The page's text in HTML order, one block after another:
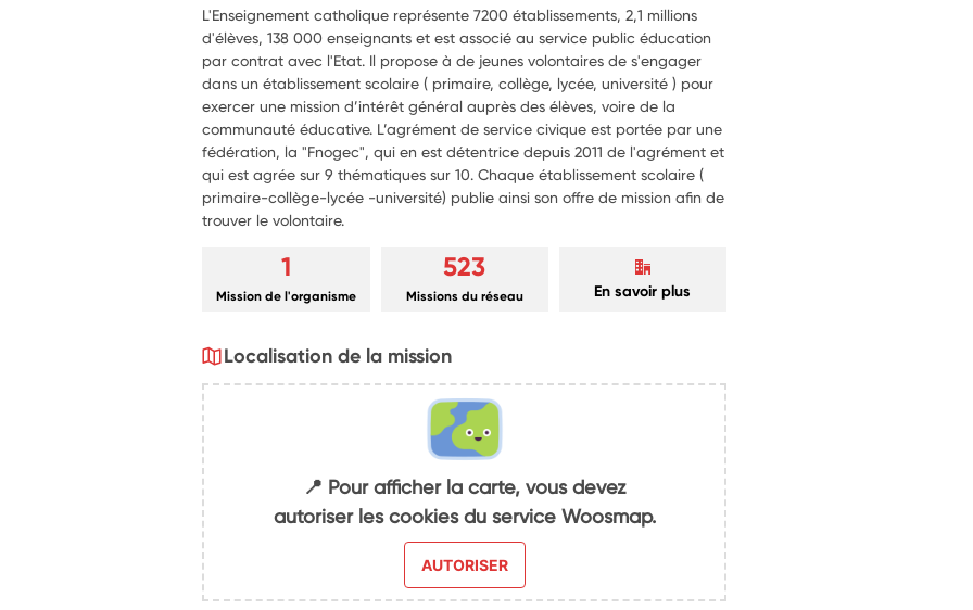
L'Enseignement catholique représente 7200 établissements, 2,1 millions
d'élèves, 138 000 enseignants et est associé au service public éducation
par contrat avec l'Etat. Il propose à de jeunes volontaires de s'engager
dans un établissement scolaire ( primaire, collège, lycée, université ) pour
exercer une mission d’intérêt général auprès des élèves, voire de la
communauté éducative. L’agrément de service civique est portée par une
fédération, la "Fnogec", qui en est détentrice depuis 2011 de l'agrément et
qui est agrée sur 9 thématiques sur 10. Chaque établissement scolaire (
primaire-collège-lycée -université) publie ainsi son offre de mission afin de
trouver le volontaire.
1
Mission de l'organisme
523
Missions du réseau En savoir plus
Localisation de la mission
📍 Pour afficher la carte, vous devez
autoriser les cookies du service Woosmap.
AUTORISER